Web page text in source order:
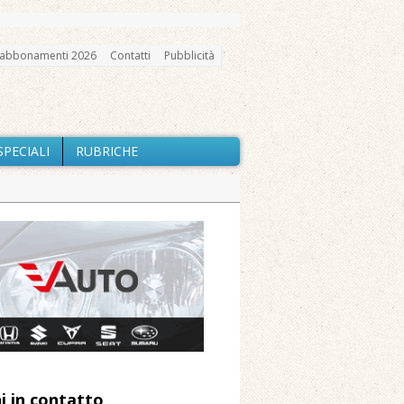
2026 Contatti Pubblicità
RUBRICHE
Marazzato
«Misura precauzionale e